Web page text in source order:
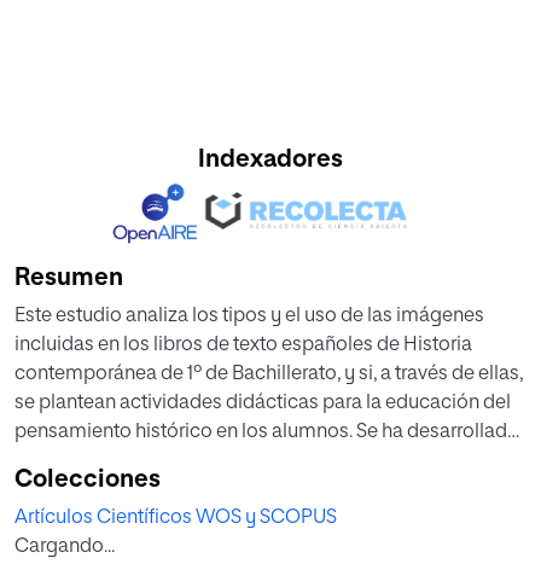
Indexadores
Resumen
Este estudio analiza los tipos y el uso de las imágenes
incluidas en los libros de texto españoles de Historia
contemporánea de 1º de Bachillerato, y si, a través de ellas,
se plantean actividades didácticas para la educación del
pensamiento histórico en los alumnos. Se ha desarrollado
mediante un instrumento de evaluación aplicado a 3859
imágenes de 7 libros de texto, de editoriales de
implantación estatal. Se ha analizado la tipología de las
Colecciones
Artículos Científicos WOS y SCOPUS
Cargando...